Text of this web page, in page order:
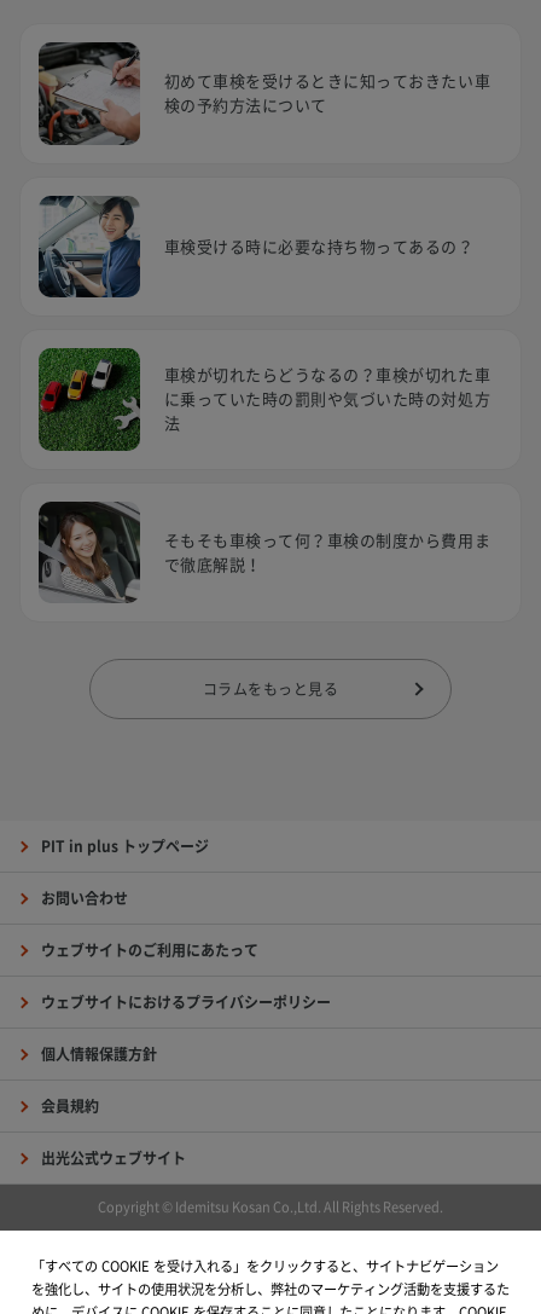
初めて車検を受けるときに知っておきたい車
検の予約方法について
車検受ける時に必要な持ち物ってあるの？
車検が切れたらどうなるの？車検が切れた車
に乗っていた時の罰則や気づいた時の対処方
法
そもそも車検って何？車検の制度から費用ま
で徹底解説！
コラムをもっと見る
PIT in plus トップページ
お問い合わせ
ウェブサイトのご利用にあたって
ウェブサイトにおけるプライバシーポリシー
個人情報保護方針
会員規約
出光公式ウェブサイト
Copyright © Idemitsu Kosan Co.,Ltd. All Rights Reserved.
「すべての COOKIE を受け入れる」をクリックすると、サイトナビゲーション
を強化し、サイトの使用状況を分析し、弊社のマーケティング活動を支援するた